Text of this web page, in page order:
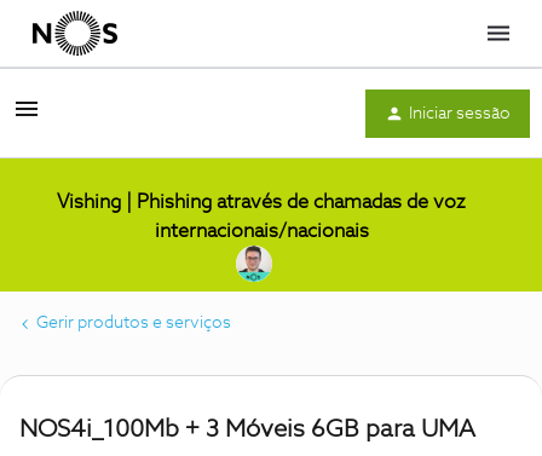
Menu
Iniciar sessão
Vishing | Phishing através de chamadas de voz
internacionais/nacionais
Gerir produtos e serviços
NOS4i_100Mb + 3 Móveis 6GB para UMA